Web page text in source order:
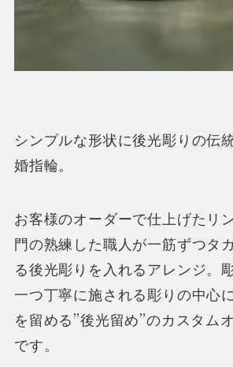
シンプルな形状に後光彫りの伝
婚指輪。
お客様のオーダーで仕上げたリ
門の熟練した職人が一筋ずつタ
る後光彫りを入れるアレンジ。
一つ丁寧に施される彫りの中心
を留める”後光留め”のカスタム
です。